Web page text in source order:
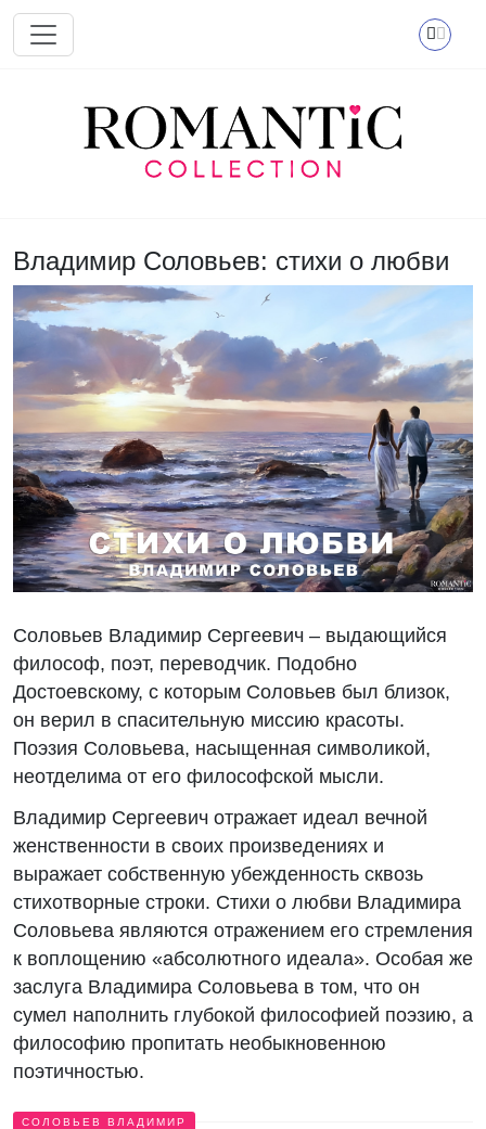
Перейти к основному содержанию
Владимир Соловьев: стихи о любви
Соловьев Владимир Сергеевич – выдающийся
философ, поэт, переводчик. Подобно
Достоевскому, с которым Соловьев был близок,
он верил в спасительную миссию красоты.
Поэзия Соловьева, насыщенная символикой,
неотделима от его философской мысли.
Владимир Сергеевич отражает идеал вечной
женственности в своих произведениях и
выражает собственную убежденность сквозь
стихотворные строки. Стихи о любви Владимира
Соловьева являются отражением его стремления
к воплощению «абсолютного идеала». Особая же
заслуга Владимира Соловьева в том, что он
сумел наполнить глубокой философией поэзию, а
философию пропитать необыкновенною
поэтичностью.
СОЛОВЬЕВ ВЛАДИМИР